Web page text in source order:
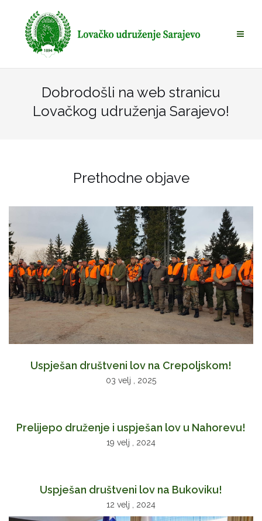
content
Dobrodošli na web stranicu
Lovačkog udruženja Sarajevo!
Prethodne objave
Uspješan društveni lov na Crepoljskom!
03 velj , 2025
Prelijepo druženje i uspješan lov u Nahorevu!
19 velj , 2024
Uspješan društveni lov na Bukoviku!
12 velj , 2024